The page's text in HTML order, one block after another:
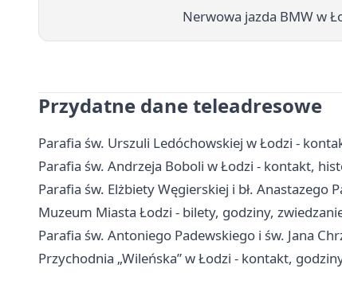
Nerwowa jazda BMW w
Przydatne dane teleadresowe
Parafia św. Urszuli Ledóchowskiej w Łodzi -
Parafia św. Andrzeja Boboli w Łodzi - kontakt,
Parafia św. Elżbiety Węgierskiej i bł.
Muzeum Miasta Łodzi - bilety, godziny,
Parafia św. Antoniego Padewskiego i św. Jana
Przychodnia „Wileńska” w Łodzi - kontakt,